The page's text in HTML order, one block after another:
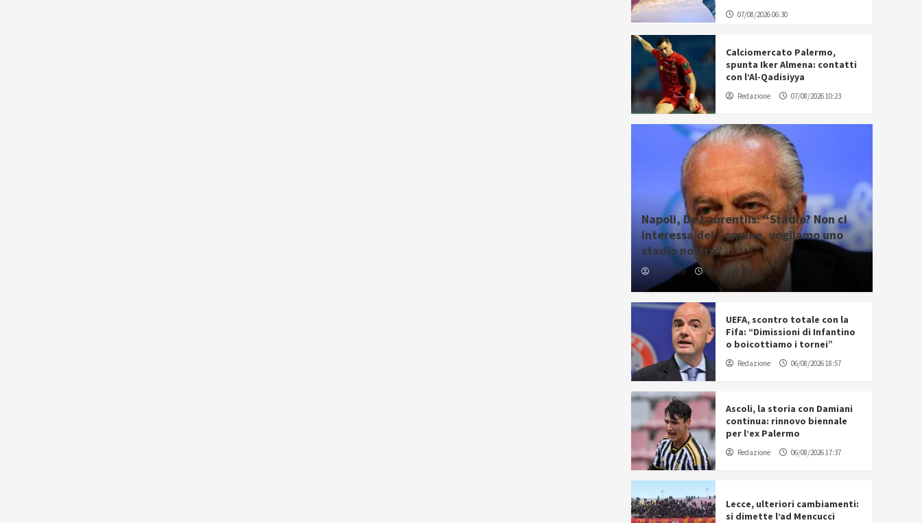
07/08/2026 06:30
Calciomercato Palermo,
spunta Iker Almena: contatti
con l’Al-Qadisiyya
Redazione 07/08/2026 10:23
Napoli, De Laurentiis: “Stadio? Non ci
interessa del Comune, vogliamo uno
stadio nostro”
Redazione 06/08/2026 20:43
UEFA, scontro totale con la
Fifa: “Dimissioni di Infantino
o boicottiamo i tornei”
Redazione 06/08/2026 18:57
Ascoli, la storia con Damiani
continua: rinnovo biennale
per l’ex Palermo
Redazione 06/08/2026 17:37
Lecce, ulteriori cambiamenti:
si dimette l’ad Mencucci